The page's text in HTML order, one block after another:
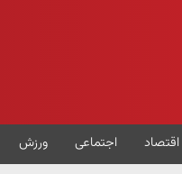
اقتصاد اجتماعی ورزش